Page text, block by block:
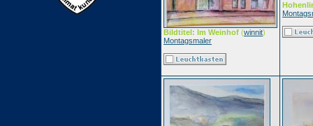
Bildtitel: Im Weinhof (winnit)
Montagsmaler